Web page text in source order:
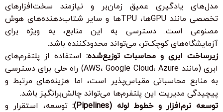
مدل‌های یادگیری عمیق زمان‌بر و نیازمند سخت‌افزارهای
تخصصی مانند GPUها، TPUها و سایر شتاب‌دهنده‌های هوش
مصنوعی است. دسترسی به این منابع، به ویژه برای
آزمایشگاه‌های کوچک‌تر، می‌تواند محدودکننده باشد.
زیرساخت ابری و محاسبات توزیع‌شده: استفاده از پلتفرم‌های
ابری (مانند AWS، Google Cloud، Azure) راه حلی برای دسترسی
به منابع محاسباتی مقیاس‌پذیر است، اما هزینه‌های مرتبط و
پیچیدگی مدیریت این پلتفرم‌ها می‌تواند چالش‌برانگیز باشد.
توسعه نرم‌افزار و خطوط لوله (Pipelines):
توسعه، استقرار و